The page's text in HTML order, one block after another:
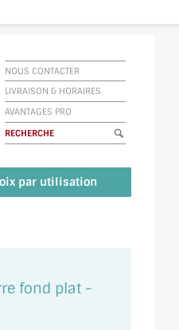
NOUS CONTACTER
LIVRAISON & HORAIRES
AVANTAGES PRO
par utilisation
fond plat -